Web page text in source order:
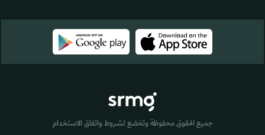
جميع الحقوق محفوظة وتخضع لشروط واتفاق الاستخدام